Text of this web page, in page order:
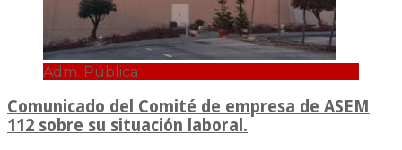
Adm. Pública
Comunicado del Comité de empresa de ASEM
112 sobre su situación laboral.